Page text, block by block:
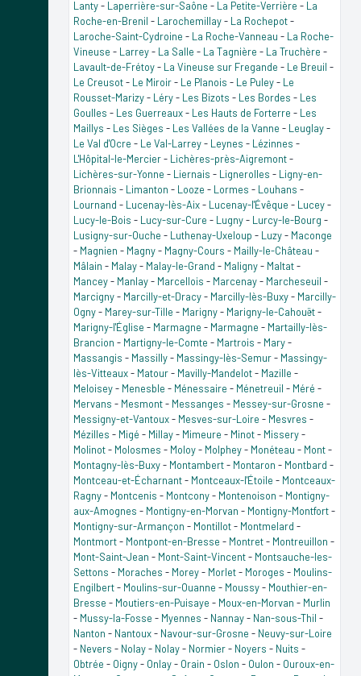
Lanty- Laperrière-sur-Saône - La Petite-Verrière - La
Roche-en-Brenil - Larochemillay- La Rochepot-
Laroche-Saint-Cydroine - La Roche-Vanneau - La Roche-
Vineuse - Larrey- La Salle - La Tagnière - La Truchère -
Lavault-de-Frétoy- La Vineuse sur Fregande - Le Breuil -
Le Creusot- Le Miroir- Le Planois - Le Puley- Le
Rousset-Marizy- Léry- Les Bizots - Les Bordes - Les
Goulles - Les Guerreaux- Les Hauts de Forterre - Les
Maillys - Les Sièges - Les Vallées de la Vanne - Leuglay-
Le Val d'Ocre - Le Val-Larrey- Leynes - Lézinnes -
L'Hôpital-le-Mercier- Lichères-près-Aigremont-
Lichères-sur-Yonne - Liernais - Lignerolles - Ligny-en-
Brionnais - Limanton - Looze - Lormes - Louhans -
Lournand - Lucenay-lès-Aix- Lucenay-l'Évêque - Lucey-
Lucy-le-Bois - Lucy-sur-Cure - Lugny- Lurcy-le-Bourg -
Lusigny-sur-Ouche - Luthenay-Uxeloup - Luzy- Maconge
- Magnien - Magny- Magny-Cours - Mailly-le-Château -
Mâlain - Malay- Malay-le-Grand - Maligny- Maltat-
Mancey- Manlay- Marcellois - Marcenay- Marcheseuil -
Marcigny- Marcilly-et-Dracy- Marcilly-lès-Buxy- Marcilly-
Ogny- Marey-sur-Tille - Marigny- Marigny-le-Cahouët-
Marigny-l'Église - Marmagne - Marmagne - Martailly-lès-
Brancion - Martigny-le-Comte - Martrois - Mary-
Massangis - Massilly- Massingy-lès-Semur- Massingy-
lès-Vitteaux- Matour- Mavilly-Mandelot- Mazille -
Meloisey- Menesble - Ménessaire - Ménetreuil - Méré -
Mervans - Mesmont- Messanges - Messey-sur-Grosne -
Messigny-et-Vantoux- Mesves-sur-Loire - Mesvres -
Mézilles - Migé - Millay- Mimeure - Minot- Missery-
Molinot- Molosmes - Moloy- Molphey- Monéteau - Mont-
Montagny-lès-Buxy- Montambert- Montaron - Montbard -
Montceau-et-Écharnant- Montceaux-l'Étoile - Montceaux-
Ragny- Montcenis - Montcony- Montenoison - Montigny-
aux-Amognes - Montigny-en-Morvan - Montigny-Montfort-
Montigny-sur-Armançon - Montillot- Montmelard -
Montmort- Montpont-en-Bresse - Montret- Montreuillon -
Mont-Saint-Jean - Mont-Saint-Vincent- Montsauche-les-
Settons - Moraches - Morey- Morlet- Moroges - Moulins-
Engilbert- Moulins-sur-Ouanne - Moussy- Mouthier-en-
Bresse - Moutiers-en-Puisaye - Moux-en-Morvan - Murlin
- Mussy-la-Fosse - Myennes - Nannay- Nan-sous-Thil -
Nanton - Nantoux- Navour-sur-Grosne - Neuvy-sur-Loire
- Nevers - Nolay- Nolay- Normier- Noyers - Nuits -
Obtrée - Oigny- Onlay- Orain - Oslon - Oulon - Ouroux-en-